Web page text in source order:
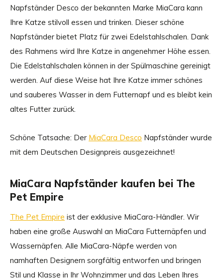
Napfständer Desco der bekannten Marke MiaCara kann
Ihre Katze stilvoll essen und trinken. Dieser schöne
Napfständer bietet Platz für zwei Edelstahlschalen. Dank
des Rahmens wird Ihre Katze in angenehmer Höhe essen.
Die Edelstahlschalen können in der Spülmaschine gereinigt
werden. Auf diese Weise hat Ihre Katze immer schönes
und sauberes Wasser in dem Futternapf und es bleibt kein
altes Futter zurück.
Schöne Tatsache: Der MiaCara Desco Napfständer wurde
mit dem Deutschen Designpreis ausgezeichnet!
MiaCara Napfständer kaufen bei The
Pet Empire
The Pet Empire ist der exklusive MiaCara-Händler. Wir
haben eine große Auswahl an MiaCara Futternäpfen und
Wassernäpfen. Alle MiaCara-Näpfe werden von
namhaften Designern sorgfältig entworfen und bringen
Stil und Klasse in Ihr Wohnzimmer und das Leben Ihres